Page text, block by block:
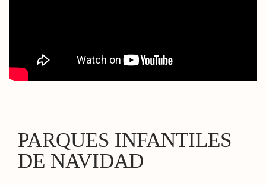
PARQUES INFANTILES
DE NAVIDAD